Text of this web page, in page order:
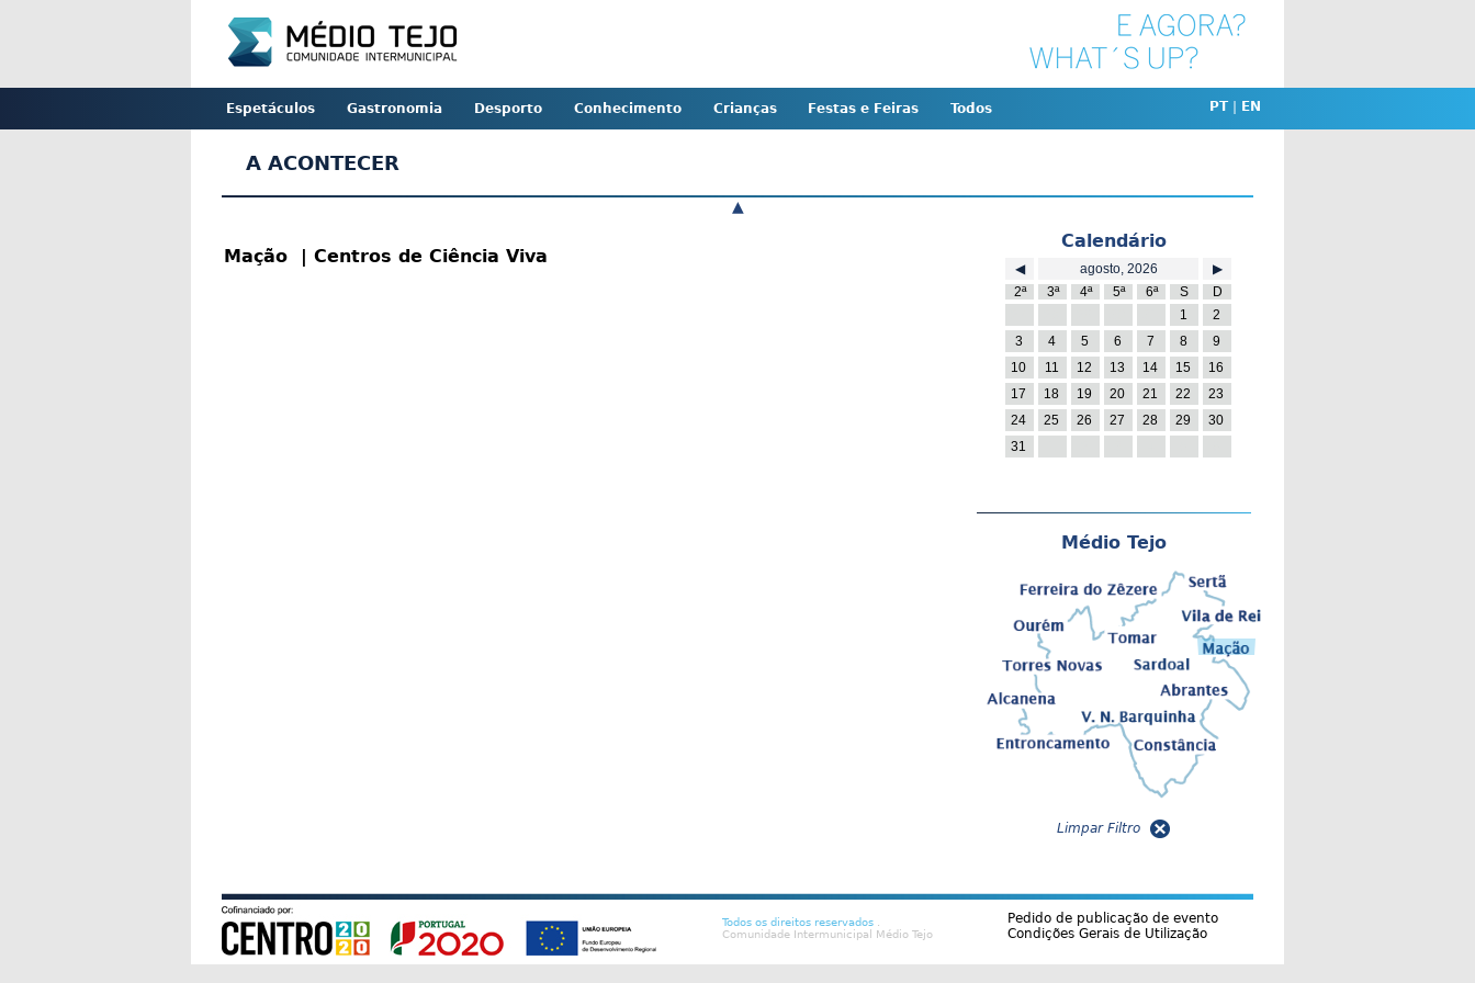
Espetáculos Gastronomia Desporto Conhecimento Crianças Festas e Feiras Todos PT| EN
A ACONTECER
▲
Mação | Centros de Ciência Viva
Calendário
◀ agosto, 2026
▶
2ª
3ª 4ª 5ª 6ª S
D
1
2
3
4 5 6 7 8
9
10
11 12 13 14 15
16
17
18 19 20 21 22
23
24
25 26 27 28 29
30
31
Médio Tejo
Limpar Filtro
Todos os direitos reservados
Comunidade Intermunicipal Médio Tejo
Pedido de publicação de evento
Condições Gerais de Utilização